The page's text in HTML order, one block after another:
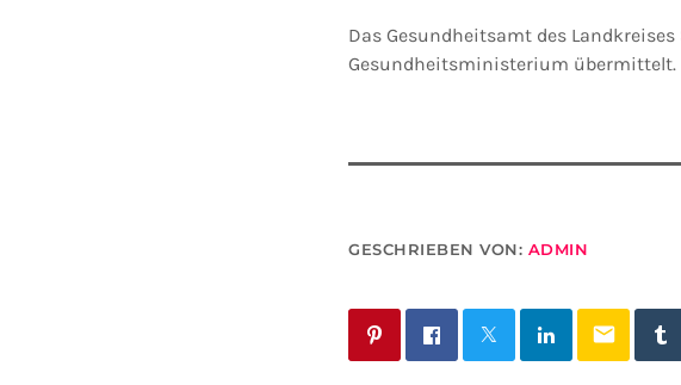
Das Gesundheitsamt des
Gesundheitsministerium übermittelt.
GESCHRIEBEN VON: ADMIN
email